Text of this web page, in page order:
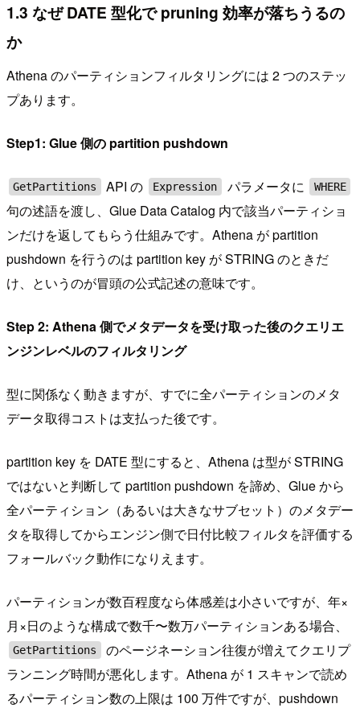
1.3 なぜ DATE 型化で pruning 効率が落ちうるの
か
Athena のパーティションフィルタリングには 2 つのステッ
プあります。
Step1: Glue 側の partition pushdown
GetPartitions API の Expression パラメータに WHERE
句の述語を渡し、Glue Data Catalog 内で該当パーティショ
ンだけを返してもらう仕組みです。Athena が partition
pushdown を行うのは partition key が STRING のときだ
け、というのが冒頭の公式記述の意味です。
Step 2: Athena 側でメタデータを受け取った後のクエリエ
ンジンレベルのフィルタリング
型に関係なく動きますが、すでに全パーティションのメタ
データ取得コストは支払った後です。
partition key を DATE 型にすると、Athena は型が STRING
ではないと判断して partition pushdown を諦め、Glue から
全パーティション（あるいは大きなサブセット）のメタデー
タを取得してからエンジン側で日付比較フィルタを評価する
フォールバック動作になりえます。
パーティションが数百程度なら体感差は小さいですが、年×
月×日のような構成で数千〜数万パーティションある場合、
GetPartitions
のページネーション往復が増えてクエリプ
ランニング時間が悪化します。Athena が 1 スキャンで読め
るパーティション数の上限は 100 万件ですが、pushdown